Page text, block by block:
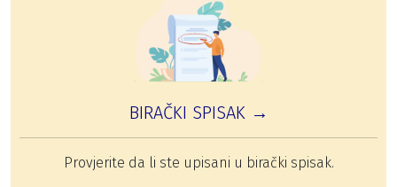
BIRAČKI SPISAK →
Provjerite da li ste upisani u birački spisak.